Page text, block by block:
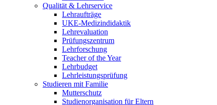
Qualität & Lehrservice
Lehraufträge
UKE-Medizindidaktik
Lehrevaluation
Prüfungszentrum
Lehrforschung
Teacher of the Year
Lehrbudget
Lehrleistungsprüfung
Studieren mit Familie
Mutterschutz
Studienorganisation für Eltern